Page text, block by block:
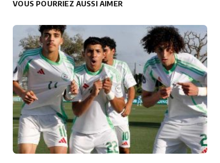
VOUS POURRIEZ AUSSI AIMER